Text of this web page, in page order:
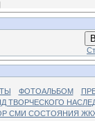
ФОТОАЛЬБОМ
ТВОРЧЕСКОГО
СМИ СОСТОЯНИЯ